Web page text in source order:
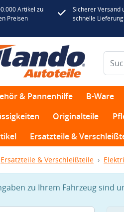
Artikel zu
Preisen
Sicherer Versand
schnelle Lieferung
& Pannenhilfe B-Ware
Originalteile
Ersatzteile &
Ersatzteile & Verschleißteile
zu Ihrem Fahrzeug sind